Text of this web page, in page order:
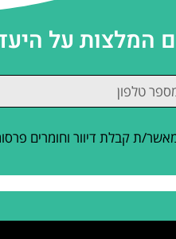
המלצות על
ת קבלת דיוור וחומרים